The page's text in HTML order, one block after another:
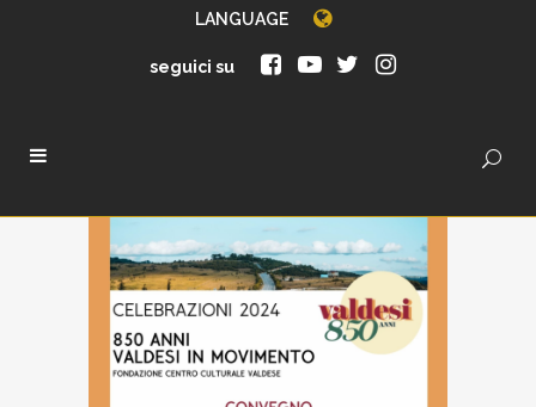
LANGUAGE
seguici su